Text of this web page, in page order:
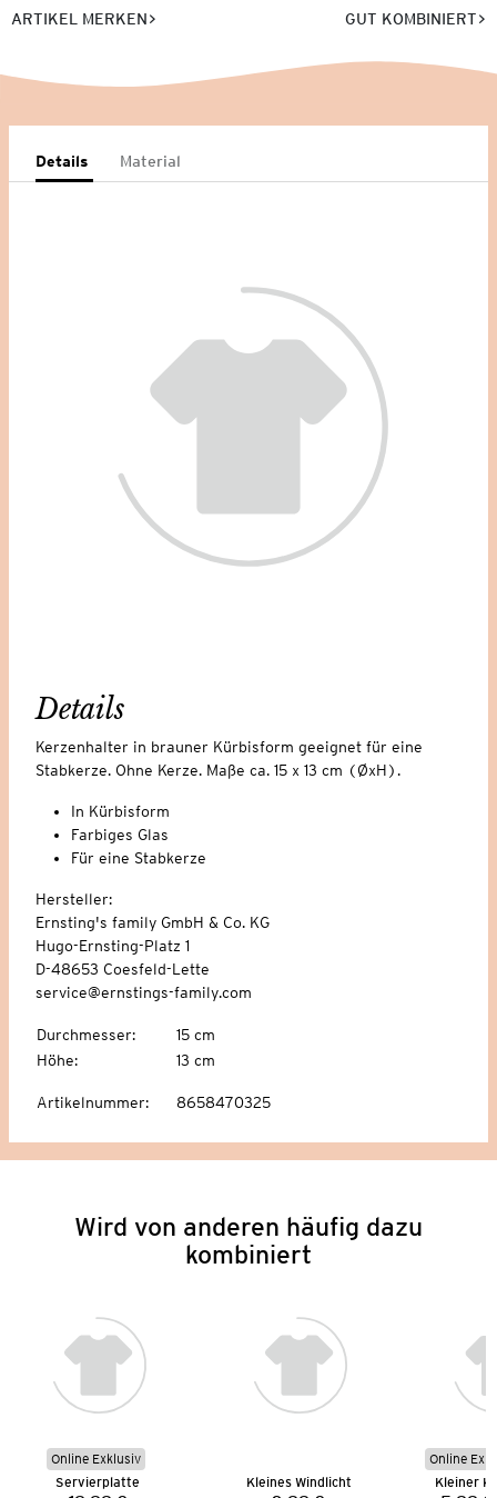
ARTIKEL MERKEN GUT KOMBINIERT
Details Material
Details
Kerzenhalter in brauner Kürbisform geeignet für eine
Stabkerze. Ohne Kerze. Maße ca. 15 x 13 cm (ØxH).
In Kürbisform
Farbiges Glas
Für eine Stabkerze
Hersteller:
Ernsting's family GmbH & Co. KG
Hugo-Ernsting-Platz 1
D-48653 Coesfeld-Lette
service@ernstings-family.com
Durchmesser:
15 cm
Höhe: 13 cm
Artikelnummer: 8658470325
Wird von anderen häufig dazu
kombiniert
Online Exklusiv
Servierplatte
Kleines Windlicht
Online
Kleiner